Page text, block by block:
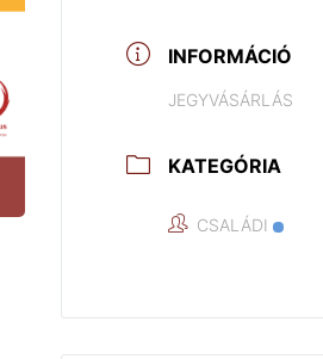
INFORMÁCIÓ
JEGYVÁSÁRLÁS
KATEGÓRIA
CSALÁDI